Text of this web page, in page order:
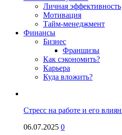
Личная эффективность
Мотивация
Тайм-менеджмент
Финансы
Бизнес
Франшизы
Как сэкономить?
Карьера
Куда вложить?
Стресс на работе и его
06.07.2025 0